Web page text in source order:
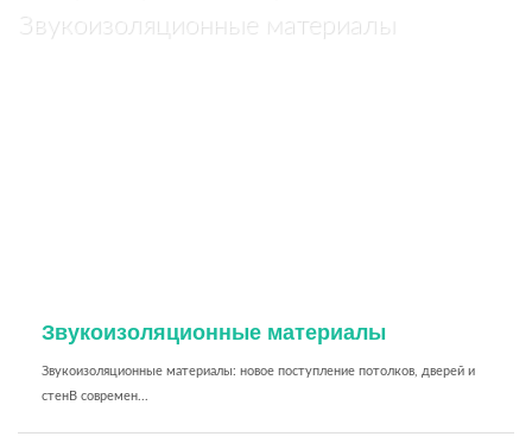
Звукоизоляционные материалы
Звукоизоляционные материалы
Звукоизоляционные материалы: новое поступление потолков, дверей и
стенВ современ...